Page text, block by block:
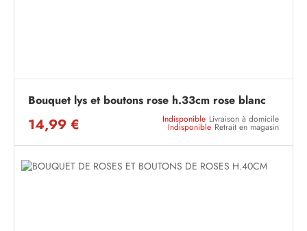
Bouquet lys et boutons rose h.33cm rose blanc
14,99 € Indisponible Livraison à domicile
Indisponible Retrait en magasin